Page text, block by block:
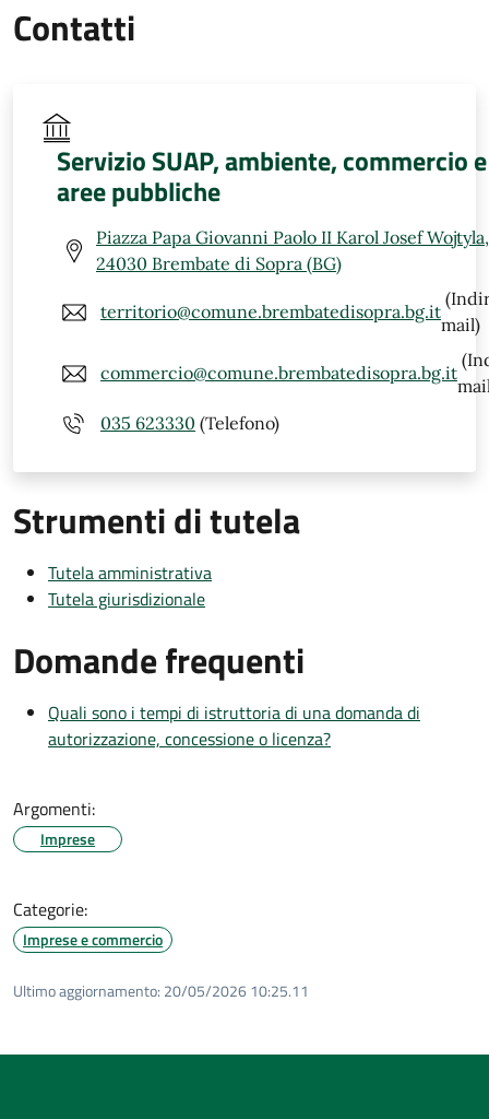
Contatti
Servizio SUAP, ambiente, commercio e
aree pubbliche
Piazza Papa Giovanni Paolo II Karol Josef
24030 Brembate di Sopra (BG)
territorio@comune.brembatedisopra.bg.it
mail)
commercio@comune.brembatedisopra.bg.it
035 623330 (Telefono)
Strumenti di tutela
Tutela amministrativa
Tutela giurisdizionale
Domande frequenti
Quali sono i tempi di istruttoria di una domanda di
autorizzazione, concessione o licenza?
Argomenti:
Imprese
Categorie:
Imprese e commercio
Ultimo aggiornamento: 20/05/2026 10:25.11